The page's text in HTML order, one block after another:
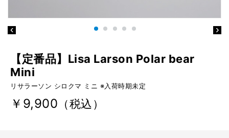
【定番品】Lisa Larson Polar bear
Mini
リサラーソン シロクマ ミニ ※入荷時期未定
￥9,900 （税込）